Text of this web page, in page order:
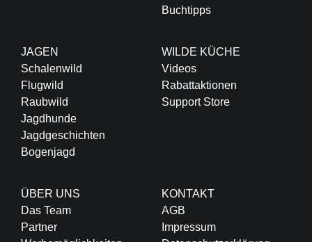
Buchtipps
JAGEN
Schalenwild
Flugwild
Raubwild
Jagdhunde
Jagdgeschichten
Bogenjagd
WILDE KÜCHE
Videos
Rabattaktionen
Support Store
ÜBER UNS
Das Team
Partner
KONTAKT
AGB
Impressum